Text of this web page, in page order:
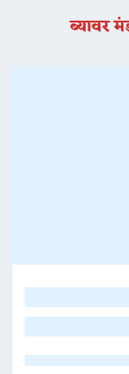
ब्यावर